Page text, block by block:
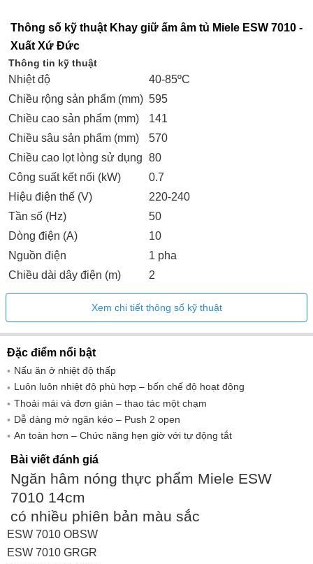
Thông số kỹ thuật Khay giữ ấm âm tủ Miele ESW 7010 -
Xuất Xứ Đức
Thông tin kỹ thuật
Nhiệt độ
40-85ºC
Chiều rộng sản phẩm (mm) 595
Chiều cao sản phẩm (mm)
141
Chiều sâu sản phẩm (mm)
570
Chiều cao lọt lòng sử dụng 80
Công suất kết nối (kW)
0.7
Hiệu điện thế (V)
220-240
Tần số (Hz)
50
Dòng điện (A)
10
Nguồn điện
1 pha
Chiều dài dây điện (m)
2
Xem chi tiết thông số kỹ thuật
Đặc điểm nổi bật
Nấu ăn ở nhiệt độ thấp
Luôn luôn nhiệt độ phù hợp – bốn chế độ hoạt động
Thoải mái và đơn giản – thao tác một chạm
Dễ dàng mở ngăn kéo – Push 2 open
An toàn hơn – Chức năng hẹn giờ với tự động tắt
Bài viết đánh giá
Ngăn hâm nóng thực phẩm Miele ESW
7010 14cm
có nhiều phiên bản màu sắc
ESW 7010 OBSW
ESW 7010 GRGR